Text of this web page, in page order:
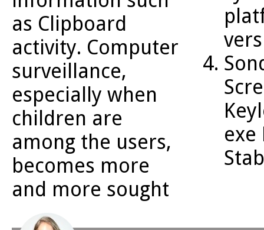
as Clipboard
activity. Computer
surveillance,
especially when
children are
among the users,
becomes more
and more sought
exe